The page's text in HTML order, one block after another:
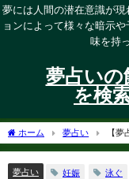
夢には人間の潜在意識が
ョンによって様々な暗示
味を持
夢占いの
を検
ホーム 夢占い 【
夢占い 妊娠 泳ぐ